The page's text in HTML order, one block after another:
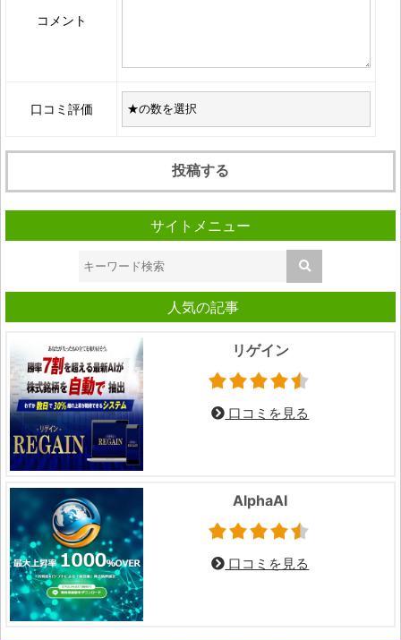
コメント
口コミ評価
サイトメニュー
人気の記事
リゲイン
口コミを見る
AlphaAI
口コミを見る